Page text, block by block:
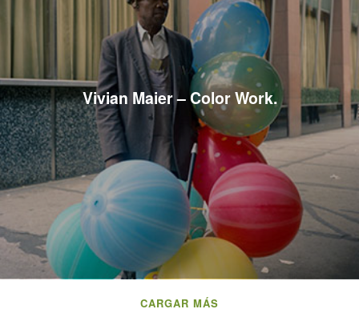
Vivian Maier – Color Work.
CARGAR MÁS